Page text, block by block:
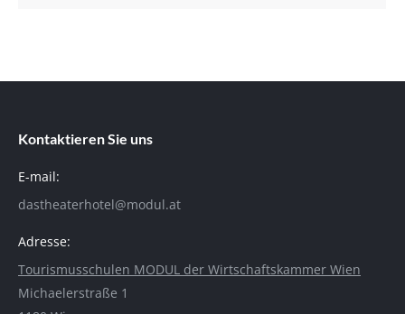
Kontaktieren Sie uns
E-mail:
dastheaterhotel@modul.at
Adresse:
Tourismusschulen MODUL der Wirtschaftskammer Wien
Michaelerstraße 1